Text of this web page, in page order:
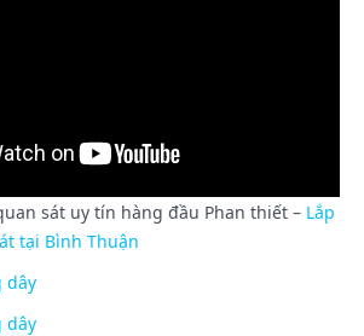
sát uy tín hàng đầu Phan thiết – Lắp
tại Bình Thuận
dây
dây